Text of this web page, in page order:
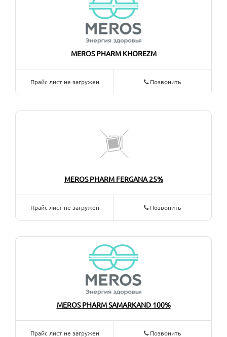
MEROS PHARM KHOREZM
Прайс лист не загружен Позвонить
MEROS PHARM FERGANA 25%
Прайс лист не загружен Позвонить
MEROS PHARM SAMARKAND 100%
Прайс лист не загружен Позвонить